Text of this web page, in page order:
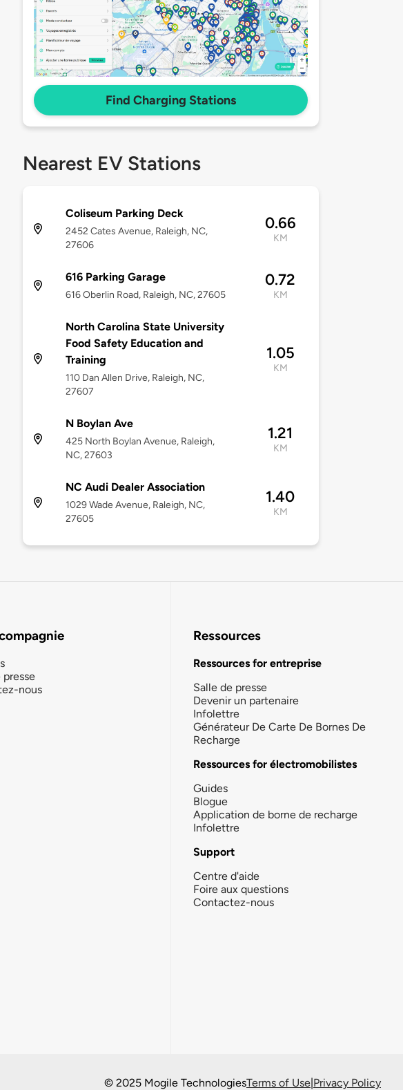
Find Charging Stations
Nearest EV Stations
Coliseum Parking Deck
2452 Cates Avenue, Raleigh, NC,
27606
0.66
KM
616 Parking Garage
616 Oberlin Road, Raleigh, NC, 27605
0.72
KM
North Carolina State University
Food Safety Education and
Training
110 Dan Allen Drive, Raleigh, NC,
27607
1.05
KM
N Boylan Ave
425 North Boylan Avenue, Raleigh,
NC, 27603
1.21
KM
NC Audi Dealer Association
1029 Wade Avenue, Raleigh, NC,
27605
1.40
KM
presse
nous
Ressources
Ressources for entreprise
Salle de presse
Devenir un partenaire
Infolettre
Générateur De Carte De Bornes De
Recharge
Ressources for électromobilistes
Guides
Blogue
Application de borne de recharge
Infolettre
Support
Centre d'aide
Foire aux questions
Contactez-nous
© 2025 Mogile TechnologiesTerms of Use|Privacy Policy